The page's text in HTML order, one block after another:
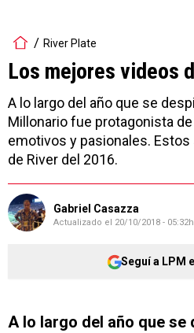
River Plate
Los mejores videos
A lo largo del año que se
Millonario fue protagonista
emotivos y pasionales.
de River del 2016.
Gabriel Casazza
Actualizado el 20/10/2018 -
Seguí a LPM
A lo largo del año que se